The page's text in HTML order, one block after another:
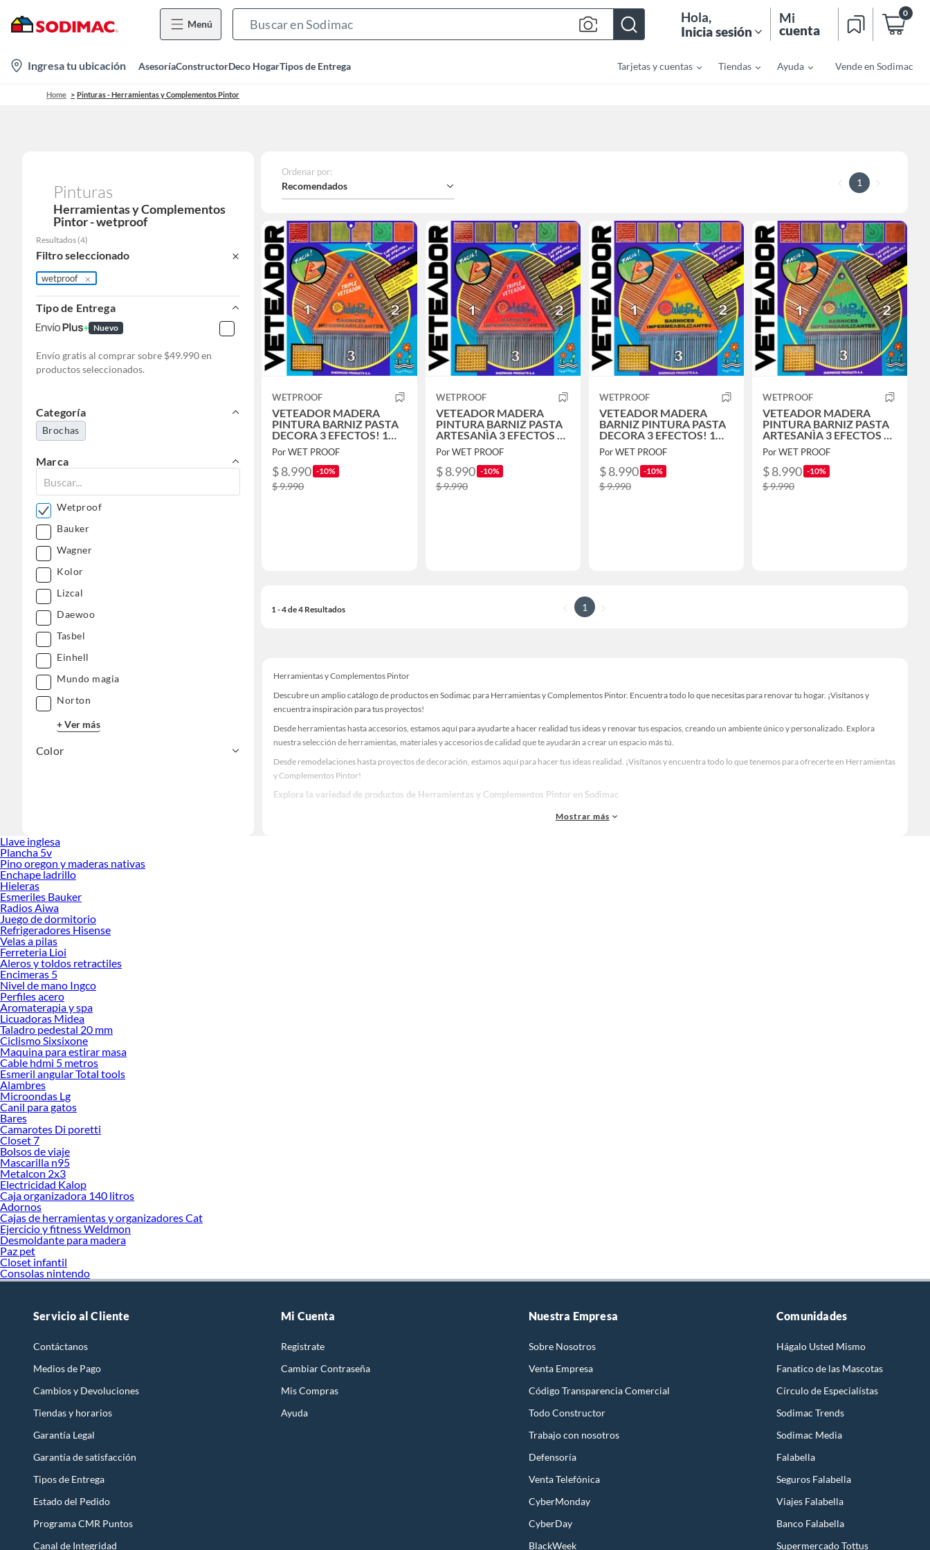
Menú
Bar
Hola,
Inicia sesión
Mi
cuenta
0
location-
icon
Ingresa tu ubicación AsesoríaConstructorDeco HogarTipos de Entrega Tarjetas y cuentas Tiendas Ayuda Vende en Sodimac
Home Pinturas - Herramientas y Complementos Pintor
Pinturas
Herramientas y Complementos
Pintor - wetproof
Resultados (4)
Filtro seleccionado
wetproof
Tipo de Entrega
Nuevo
Envío gratis al comprar sobre $49.990 en
productos seleccionados.
Categoría
Brochas
Marca
Wetproof
Bauker
Wagner
Kolor
Lizcal
Daewoo
Tasbel
Einhell
Mundo magia
Norton
+ Ver más
Color
Ordenar por:
Recomendados 1
WETPROOF
VETEADOR MADERA
PINTURA BARNIZ PASTA
DECORA 3 EFECTOS! 1
UNID. NARANJA
Por WET PROOF
$ 8.990 -10%
$ 9.990
WETPROOF
VETEADOR MADERA
PINTURA BARNIZ PASTA
ARTESANÌA 3 EFECTOS 1
UNID FUCSIA
Por WET PROOF
$ 8.990 -10%
$ 9.990
WETPROOF
VETEADOR MADERA
BARNIZ PINTURA PASTA
DECORA 3 EFECTOS! 1
UNID AMARILLO
Por WET PROOF
$ 8.990 -10%
$ 9.990
WETPROOF
VETEADOR MADERA
PINTURA BARNIZ PASTA
ARTESANÌA 3 EFECTOS 1
UNID. VERDE
Por WET PROOF
$ 8.990 -10%
$ 9.990
1 - 4 de 4 Resultados 1
Herramientas y Complementos Pintor
Descubre un amplio catálogo de productos en Sodimac para Herramientas y Complementos Pintor. Encuentra todo lo que necesitas para renovar tu hogar. ¡Visítanos y
encuentra inspiración para tus proyectos!
Desde herramientas hasta accesorios, estamos aquí para ayudarte a hacer realidad tus ideas y renovar tus espacios, creando un ambiente único y personalizado. Explora
nuestra selección de herramientas, materiales y accesorios de calidad que te ayudarán a crear un espacio más tú.
Desde remodelaciones hasta proyectos de decoración, estamos aquí para hacer tus ideas realidad. ¡Visítanos y encuentra todo lo que tenemos para ofrecerte en Herramientas
y Complementos Pintor!
Explora la variedad de productos de Herramientas y Complementos Pintor en Sodimac
Herramientas, materiales y accesorios de calidad para tus proyectos y renovación de espacios. ¡Visítanos y descubre todo lo que tenemos para ofrecerte!
Mostrar más
Llave inglesa
Plancha 5v
Pino oregon y maderas nativas
Enchape ladrillo
Hieleras
Esmeriles Bauker
Radios Aiwa
Juego de dormitorio
Refrigeradores Hisense
Velas a pilas
Ferreteria Lioi
Aleros y toldos retractiles
Encimeras 5
Nivel de mano Ingco
Perfiles acero
Aromaterapia y spa
Licuadoras Midea
Taladro pedestal 20 mm
Ciclismo Sixsixone
Maquina para estirar masa
Cable hdmi 5 metros
Esmeril angular Total tools
Alambres
Microondas Lg
Canil para gatos
Bares
Camarotes Di poretti
Closet 7
Bolsos de viaje
Mascarilla n95
Metalcon 2x3
Electricidad Kalop
Caja organizadora 140 litros
Adornos
Cajas de herramientas y organizadores Cat
Ejercicio y fitness Weldmon
Desmoldante para madera
Paz pet
Closet infantil
Consolas nintendo
Servicio al Cliente
Contáctanos
Medios de Pago
Cambios y Devoluciones
Tiendas y horarios
Garantía Legal
Garantía de satisfacción
Tipos de Entrega
Estado del Pedido
Programa CMR Puntos
Canal de Integridad
Mi Cuenta
Registrate
Cambiar Contraseña
Mis Compras
Ayuda
Nuestra Empresa
Sobre Nosotros
Venta Empresa
Código Transparencia Comercial
Todo Constructor
Trabajo con nosotros
Defensoría
Venta Telefónica
CyberMonday
CyberDay
BlackWeek
Comunidades
Hágalo Usted Mismo
Fanatico de las Mascotas
Círculo de Especialístas
Sodimac Trends
Sodimac Media
Falabella
Seguros Falabella
Viajes Falabella
Banco Falabella
Supermercado Tottus